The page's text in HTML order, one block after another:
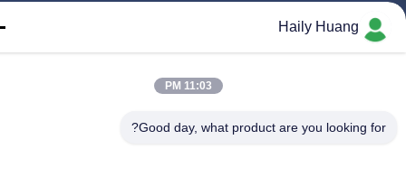
Haily Huang
11:03 PM
Good day, what product are you looking